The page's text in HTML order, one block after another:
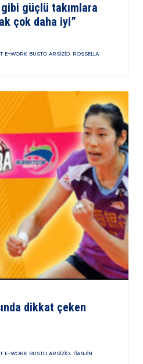
güçlü takımlara
çok daha iyi”
E-WORK BUSTO ARSIZIO, ROSSELLA
dikkat çeken
E-WORK BUSTO ARSIZIO, TIANJIN